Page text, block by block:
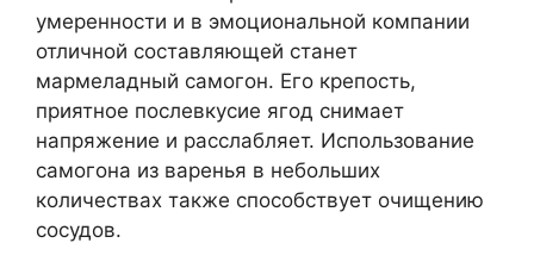
умеренности и в эмоциональной компании
отличной составляющей станет
мармеладный самогон. Его крепость,
приятное послевкусие ягод снимает
напряжение и расслабляет. Использование
самогона из варенья в небольших
количествах также способствует очищению
сосудов.